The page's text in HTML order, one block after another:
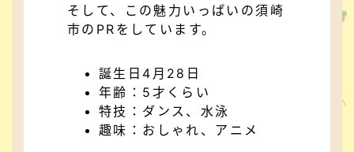
そして、この魅力いっぱいの須崎
市のPRをしています。
誕生日4月28日
年齢：5才くらい
特技：ダンス、水泳
趣味：おしゃれ、アニメ